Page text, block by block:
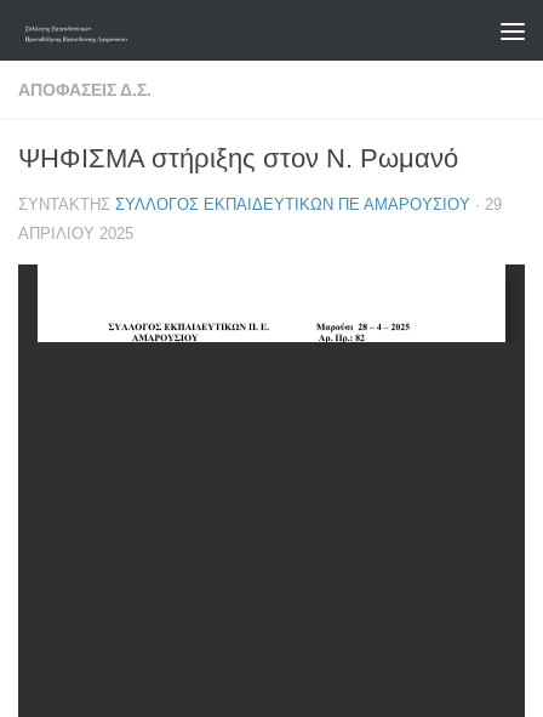
Skip to content
ΑΠΟΦΆΣΕΙΣ Δ.Σ.
ΨΗΦΙΣΜΑ στήριξης στον Ν. Ρωμανό
ΣΥΝΤΆΚΤΗΣ ΣΎΛΛΟΓΟΣ ΕΚΠΑΙΔΕΥΤΙΚΏΝ ΠΕ ΑΜΑΡΟΥΣΊΟΥ · 29
ΑΠΡΙΛΊΟΥ 2025